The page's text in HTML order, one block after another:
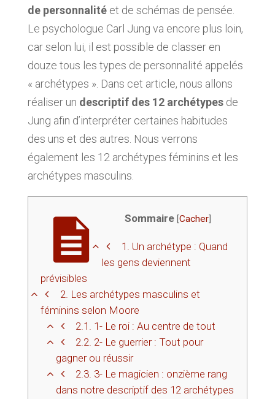
de personnalitéet de schémas de pensée.
Le psychologue Carl Jung va encore plus loin,
car selon lui, il est possible de classer en
douze tous les types de personnalité appelés
« archétypes ». Dans cet article, nous allons
réaliser un descriptif des 12 archétypesde
Jung afin d’interpréter certaines habitudes
des uns et des autres. Nous verrons
également les 12 archétypes féminins et les
archétypes masculins.
Sommaire [Cacher]
1. Un archétype : Quand
les gens deviennent
prévisibles
2. Les archétypes masculins et
féminins selon Moore
2.1. 1- Le roi : Au centre de tout
2.2. 2- Le guerrier : Tout pour
gagner ou réussir
2.3. 3- Le magicien : onzième rang
dans notre descriptif des 12 archétypes